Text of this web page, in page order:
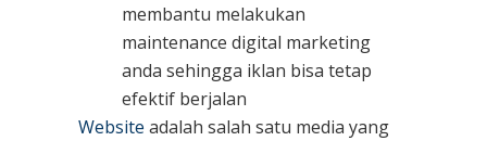
membantu melakukan
maintenance digital marketing
anda sehingga iklan bisa tetap
efektif berjalan
Website adalah salah satu media yang